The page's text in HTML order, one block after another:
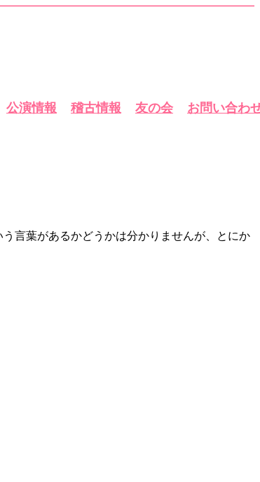
公演情報 稽古情報 友の会 お問い合わ
言葉があるかどうかは分かりませんが、とにか